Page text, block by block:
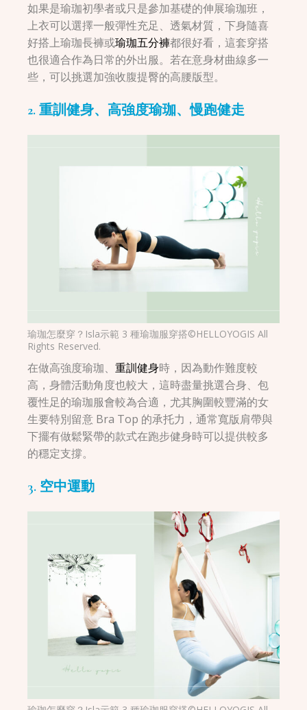
如果是瑜珈初學者或只是參加基礎的伸展瑜珈班，
上衣可以選擇一般彈性充足、透氣材質，下身隨喜
好搭上瑜珈長褲或瑜珈五分褲都很好看，這套穿搭
也很適合作為日常的外出服。若在意身材曲線多一
些，可以挑選加強收腹提臀的高腰版型。
2. 重訓健身、高強度瑜珈、慢跑健走
瑜珈怎麼穿？Isla示範 3 種瑜珈服穿搭©HELLOYOGIS All
Rights Reserved.
在做高強度瑜珈、重訓健身時，因為動作難度較
高，身體活動角度也較大，這時盡量挑選合身、包
覆性足的瑜珈服會較為合適，尤其胸圍較豐滿的女
生要特別留意 Bra Top 的承托力，通常寬版肩帶與
下擺有做鬆緊帶的款式在跑步健身時可以提供較多
的穩定支撐。
3. 空中運動